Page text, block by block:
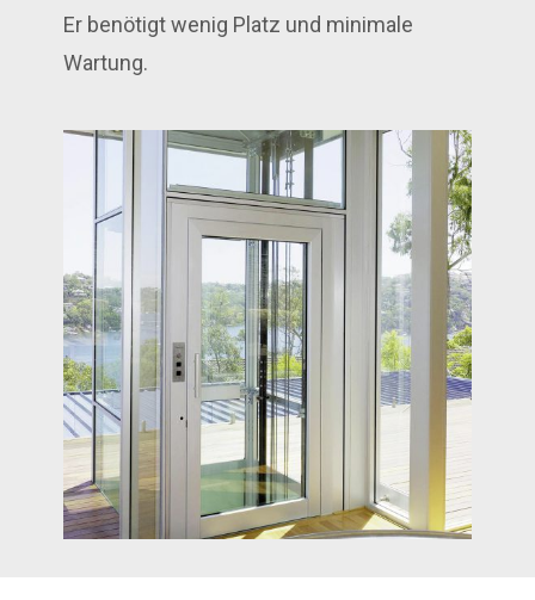
Er benötigt wenig Platz und minimale
Wartung.